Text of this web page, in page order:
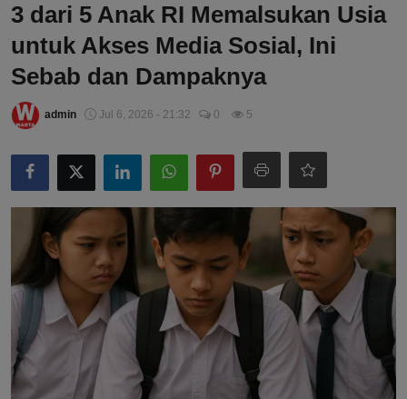
3 dari 5 Anak RI Memalsukan Usia
untuk Akses Media Sosial, Ini
Sebab dan Dampaknya
admin Jul 6, 2026 - 21:32 0 5